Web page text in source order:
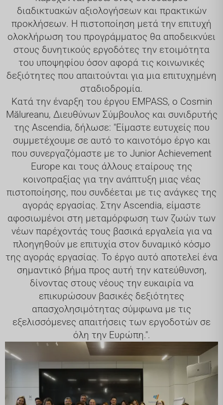
διαδικτυακών αξιολογήσεων και πρακτικών
προκλήσεων. Η πιστοποίηση μετά την επιτυχή
ολοκλήρωση του προγράμματος θα αποδεικνύει
στους δυνητικούς εργοδότες την ετοιμότητα
του υποψηφίου όσον αφορά τις κοινωνικές
δεξιότητες που απαιτούνται για μια επιτυχημένη
σταδιοδρομία.
Κατά την έναρξη του έργου EMPASS, ο Cosmin
Mălureanu, Διευθύνων Σύμβουλος και συνιδρυτής
της Ascendia, δήλωσε: "Είμαστε ευτυχείς που
συμμετέχουμε σε αυτό το καινοτόμο έργο και
που συνεργαζόμαστε με το Junior Achievement
Europe και τους άλλους εταίρους της
κοινοπραξίας για την ανάπτυξη μιας νέας
πιστοποίησης, που συνδέεται με τις ανάγκες της
αγοράς εργασίας. Στην Ascendia, είμαστε
αφοσιωμένοι στη μεταμόρφωση των ζωών των
νέων παρέχοντάς τους βασικά εργαλεία για να
πλοηγηθούν με επιτυχία στον δυναμικό κόσμο
της αγοράς εργασίας. Το έργο αυτό αποτελεί ένα
σημαντικό βήμα προς αυτή την κατεύθυνση,
δίνοντας στους νέους την ευκαιρία να
επικυρώσουν βασικές δεξιότητες
απασχολησιμότητας σύμφωνα με τις
εξελισσόμενες απαιτήσεις των εργοδοτών σε
όλη την Ευρώπη.".